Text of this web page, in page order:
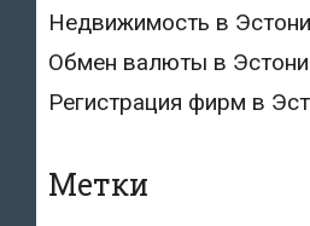
Недвижимость в
Обмен валюты в
Регистрация фирм в
Метки